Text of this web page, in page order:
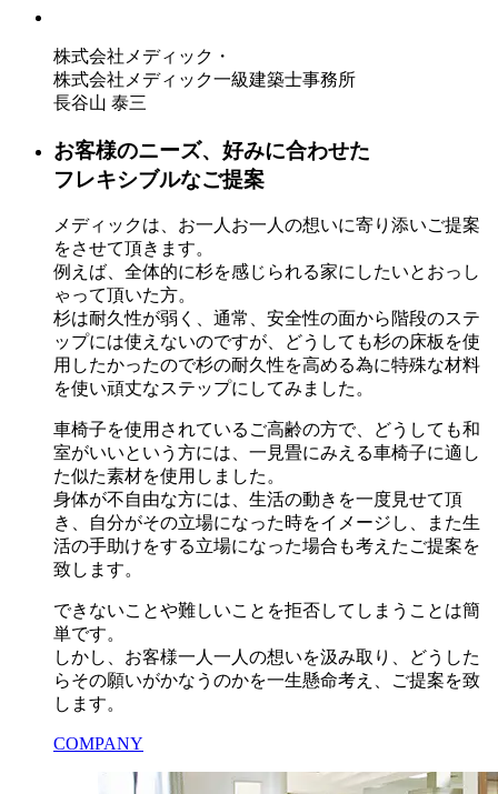
株式会社メディック・
株式会社メディック一級建築士事務所
長谷山 泰三
お客様のニーズ、好みに合わせた
フレキシブルなご提案
メディックは、お一人お一人の想いに寄り添いご提案
をさせて頂きます。
例えば、全体的に杉を感じられる家にしたいとおっし
ゃって頂いた方。
杉は耐久性が弱く、通常、安全性の面から階段のステ
ップには使えないのですが、どうしても杉の床板を使
用したかったので杉の耐久性を高める為に特殊な材料
を使い頑丈なステップにしてみました。
車椅子を使用されているご高齢の方で、どうしても和
室がいいという方には、一見畳にみえる車椅子に適し
た似た素材を使用しました。
身体が不自由な方には、生活の動きを一度見せて頂
き、自分がその立場になった時をイメージし、また生
活の手助けをする立場になった場合も考えたご提案を
致します。
できないことや難しいことを拒否してしまうことは簡
単です。
しかし、お客様一人一人の想いを汲み取り、どうした
らその願いがかなうのかを一生懸命考え、ご提案を致
します。
COMPANY